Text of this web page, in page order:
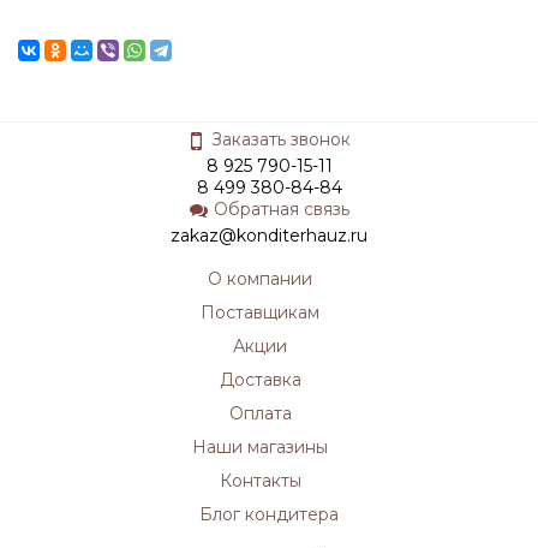
Заказать звонок
8 925 790-15-11
8 499 380-84-84
Обратная связь
zakaz@konditerhauz.ru
О компании
Поставщикам
Акции
Доставка
Оплата
Наши магазины
Контакты
Блог кондитера